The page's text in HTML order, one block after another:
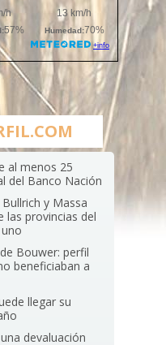
al menos 25
del Banco Nación
y Massa
las provincias del
Bouwer: perfil
beneficiaban a
llegar su
devaluación